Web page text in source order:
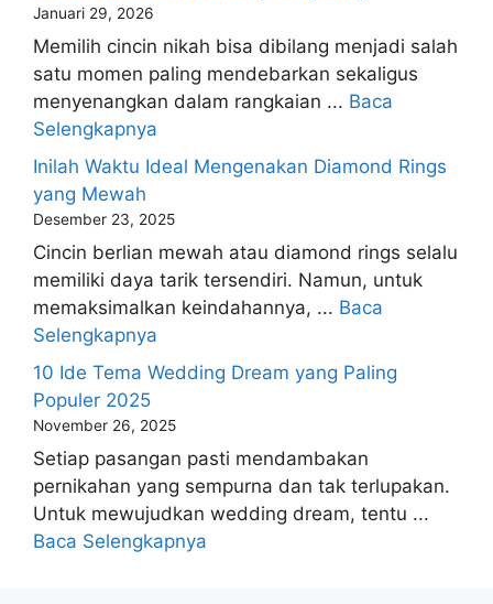
Januari 29, 2026
Memilih cincin nikah bisa dibilang menjadi salah
satu momen paling mendebarkan sekaligus
menyenangkan dalam rangkaian ... Baca
Selengkapnya
Inilah Waktu Ideal Mengenakan Diamond Rings
yang Mewah
Desember 23, 2025
Cincin berlian mewah atau diamond rings selalu
memiliki daya tarik tersendiri. Namun, untuk
memaksimalkan keindahannya, ... Baca
Selengkapnya
10 Ide Tema Wedding Dream yang Paling
Populer 2025
November 26, 2025
Setiap pasangan pasti mendambakan
pernikahan yang sempurna dan tak terlupakan.
Untuk mewujudkan wedding dream, tentu ...
Baca Selengkapnya